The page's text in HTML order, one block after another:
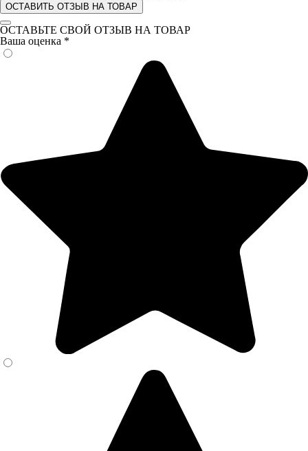
ОСТАВИТЬ ОТЗЫВ НА ТОВАР
ОСТАВЬТЕ СВОЙ ОТЗЫВ НА ТОВАР
Ваша оценка *